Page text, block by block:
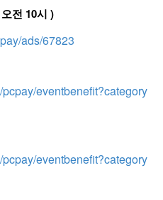
전 10시 )
ads/67823
eventbenefit?category
eventbenefit?category